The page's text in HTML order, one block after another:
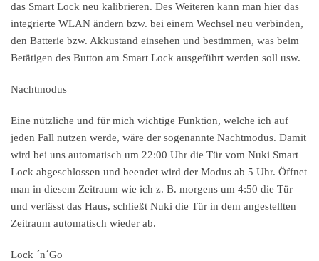
das Smart Lock neu kalibrieren. Des Weiteren kann man hier das
integrierte WLAN ändern bzw. bei einem Wechsel neu verbinden,
den Batterie bzw. Akkustand einsehen und bestimmen, was beim
Betätigen des Button am Smart Lock ausgeführt werden soll usw.
Nachtmodus
Eine nützliche und für mich wichtige Funktion, welche ich auf
jeden Fall nutzen werde, wäre der sogenannte Nachtmodus. Damit
wird bei uns automatisch um 22:00 Uhr die Tür vom Nuki Smart
Lock abgeschlossen und beendet wird der Modus ab 5 Uhr. Öffnet
man in diesem Zeitraum wie ich z. B. morgens um 4:50 die Tür
und verlässt das Haus, schließt Nuki die Tür in dem angestellten
Zeitraum automatisch wieder ab.
Lock ´n´Go